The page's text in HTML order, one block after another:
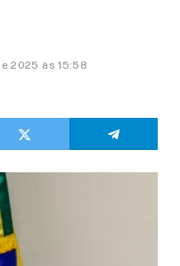
2025 às 15:58